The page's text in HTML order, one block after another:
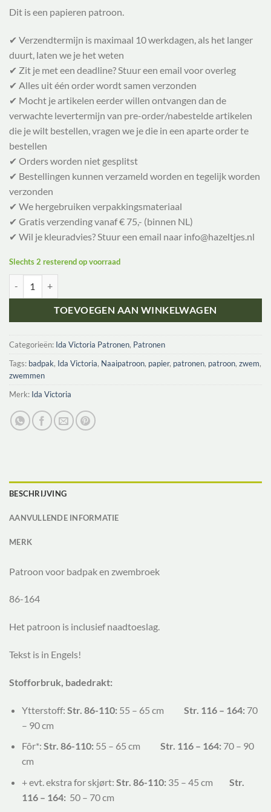
Dit is een papieren patroon.
✔ Verzendtermijn is maximaal 10 werkdagen, als het langer
duurt, laten we je het weten
✔ Zit je met een deadline? Stuur een email voor overleg
✔ Alles uit één order wordt samen verzonden
✔ Mocht je artikelen eerder willen ontvangen dan de
verwachte levertermijn van pre-order/nabestelde artikelen
die je wilt bestellen, vragen we je die in een aparte order te
bestellen
✔ Orders worden niet gesplitst
✔ Bestellingen kunnen verzameld worden en tegelijk worden
verzonden
✔ We hergebruiken verpakkingsmateriaal
✔ Gratis verzending vanaf € 75,- (binnen NL)
✔ Wil je kleuradvies? Stuur een email naar info@hazeltjes.nl
Slechts 2 resterend op voorraad
TOEVOEGEN AAN WINKELWAGEN
Categorieën: Ida Victoria Patronen, Patronen
Tags: badpak, Ida Victoria, Naaipatroon, papier, patronen, patroon, zwem,
zwemmen
Merk: Ida Victoria
BESCHRIJVING
AANVULLENDE INFORMATIE
MERK
Patroon voor badpak en zwembroek
86-164
Het patroon is inclusief naadtoeslag.
Tekst is in Engels!
Stofforbruk, badedrakt:
Ytterstoff: Str. 86-110: 55 – 65 cm Str. 116 – 164: 70
– 90 cm
Fôr*: Str. 86-110: 55 – 65 cm Str. 116 – 164: 70 – 90
cm
+ evt. ekstra for skjørt: Str. 86-110: 35 – 45 cm Str.
116 – 164: 50 – 70 cm